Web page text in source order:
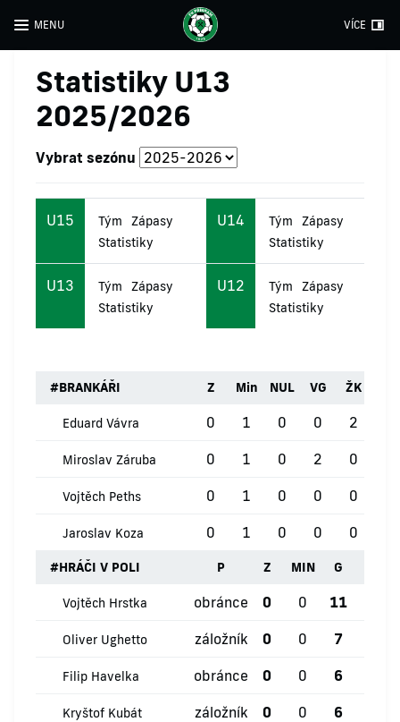
MENU VÍCE
Statistiky U13
2025/2026
Vybrat sezónu
U15 Tým
Zápasy
Statistiky
U14 Tým
Zápasy
Statistiky
U13 Tým
Zápasy
Statistiky
U12 Tým
Zápasy
Statistiky
#BRANKÁŘI Z Min NUL VG ŽK
Eduard Vávra 0 1 0 0 2
Miroslav Záruba 0 1 0 2 0
Vojtěch Peths 0 1 0 0 0
Jaroslav Koza 0 1 0 0 0
#HRÁČI V POLI P Z MIN G
Vojtěch Hrstka obránce 0 0 11
Oliver Ughetto záložník 0 0 7
Filip Havelka obránce 0 0 6
Kryštof Kubát záložník 0 0 6